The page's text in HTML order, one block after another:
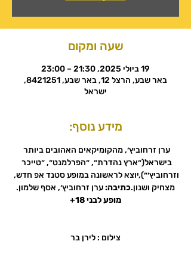
שעה ומקום
19 ביולי 2025, 21:30 – 23:00
באר שבע, הרצל 12, באר שבע, 8421251,
ישראל
מידע נוסף:
ערן זרחוביץ׳, מהקומיקאים האהובים ביותר
בישראל(״ארץ נהדרת״, ״הפרלמנט״, ״טייכר
וזרחוביץ׳״),יוצא לראשונה במופע סטנד אפ חדש,
מצחיק ושנון.כתיבה: ערן זרחוביץ׳, אסף שלמון.
מופע לבני 18+
צילום : לירן בר